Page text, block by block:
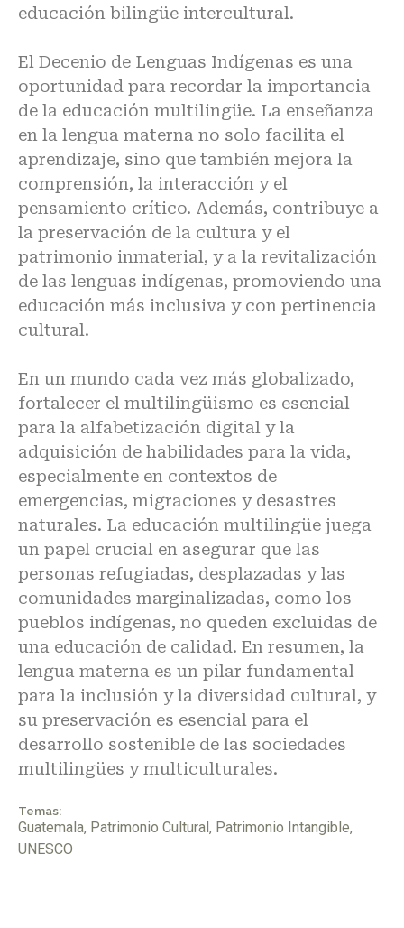
educación bilingüe intercultural.
El Decenio de Lenguas Indígenas es una
oportunidad para recordar la importancia
de la educación multilingüe. La enseñanza
en la lengua materna no solo facilita el
aprendizaje, sino que también mejora la
comprensión, la interacción y el
pensamiento crítico. Además, contribuye a
la preservación de la cultura y el
patrimonio inmaterial, y a la revitalización
de las lenguas indígenas, promoviendo una
educación más inclusiva y con pertinencia
cultural.
En un mundo cada vez más globalizado,
fortalecer el multilingüismo es esencial
para la alfabetización digital y la
adquisición de habilidades para la vida,
especialmente en contextos de
emergencias, migraciones y desastres
naturales. La educación multilingüe juega
un papel crucial en asegurar que las
personas refugiadas, desplazadas y las
comunidades marginalizadas, como los
pueblos indígenas, no queden excluidas de
una educación de calidad. En resumen, la
lengua materna es un pilar fundamental
para la inclusión y la diversidad cultural, y
su preservación es esencial para el
desarrollo sostenible de las sociedades
multilingües y multiculturales.
Temas:
Guatemala, Patrimonio Cultural , Patrimonio Intangible,
UNESCO